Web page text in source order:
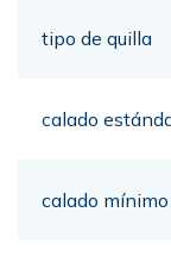
tipo de quilla
calado
calado mínimo